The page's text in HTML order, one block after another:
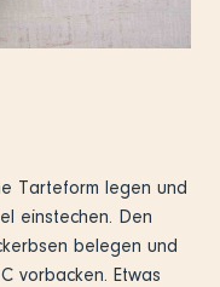
Tarteform legen und
einstechen. Den
belegen und
vorbacken. Etwas